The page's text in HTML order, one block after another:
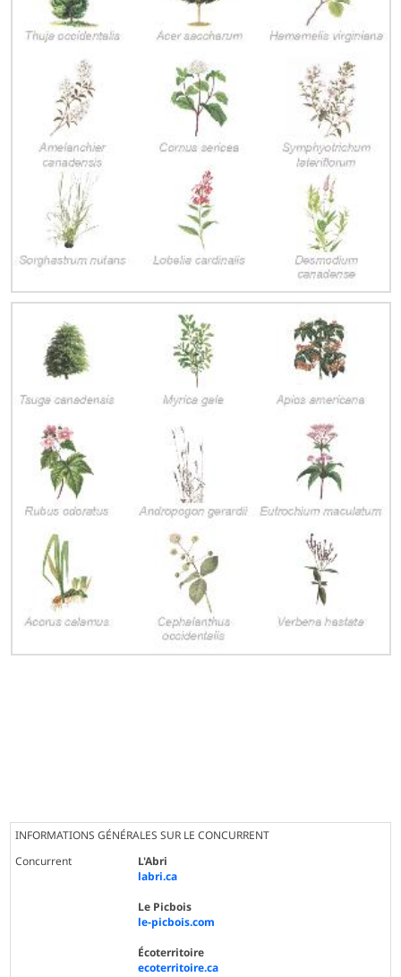
INFORMATIONS GÉNÉRALES SUR LE CONCURRENT
Concurrent
L'Abri
labri.ca
Le Picbois
le-picbois.com
Écoterritoire
ecoterritoire.ca